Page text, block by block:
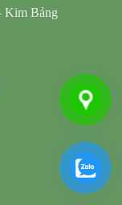
Kim Bảng